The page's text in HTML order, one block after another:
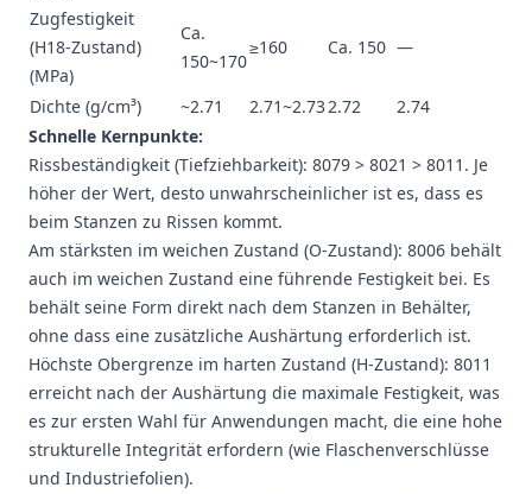
Zugfestigkeit
(H18-Zustand)
(MPa)
Ca.
150~170
≥160 Ca. 150 —
Dichte (g/cm³) ~2.71 2.71~2.732.72
2.74
Schnelle Kernpunkte:
Rissbeständigkeit (Tiefziehbarkeit): 8079 > 8021 > 8011. Je
höher der Wert, desto unwahrscheinlicher ist es, dass es
beim Stanzen zu Rissen kommt.
Am stärksten im weichen Zustand (O-Zustand): 8006 behält
auch im weichen Zustand eine führende Festigkeit bei. Es
behält seine Form direkt nach dem Stanzen in Behälter,
ohne dass eine zusätzliche Aushärtung erforderlich ist.
Höchste Obergrenze im harten Zustand (H-Zustand): 8011
erreicht nach der Aushärtung die maximale Festigkeit, was
es zur ersten Wahl für Anwendungen macht, die eine hohe
strukturelle Integrität erfordern (wie Flaschenverschlüsse
und Industriefolien).